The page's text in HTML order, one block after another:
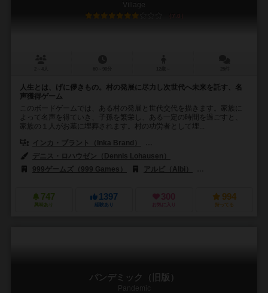
Village
7.0
人生とは、げに儚きもの。村の発展に尽力し次世代へ未来を託す、名
声獲得ゲーム
このボードゲームでは、ある村の発展と世代交代を描きます。家族に
よって名声を得ていき、子孫を繁栄し、ある一定の時間を過ごすと、
家族の１人がお墓に埋葬されます。村の功労者として埋...
インカ・ブラント（Inka Brand）
デニス・ロハウゼン（Dennis Lohausen）
999ゲームズ（999 Games）
アルビ（Albi）
747
興味あり
1397
経験あり
300
お気に入り
994
持ってる
パンデミック（旧版）
Pandemic